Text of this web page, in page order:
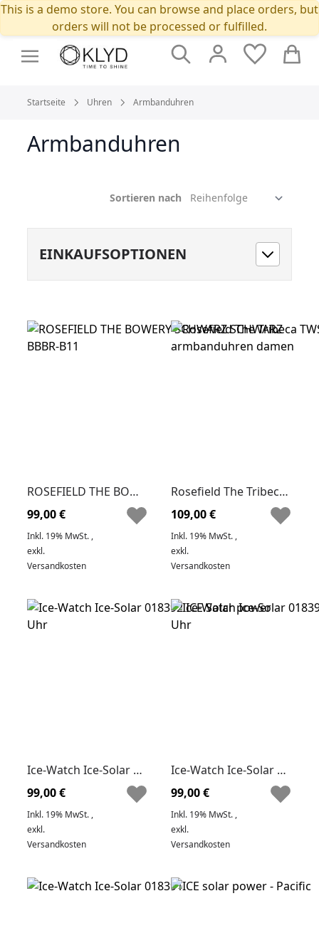
This is a demo store. You can browse and place orders, but
orders will not be processed or fulfilled.
Suche
Cart
Startseite Uhren Armbanduhren
Armbanduhren
Sortieren nach
EINKAUFSOPTIONEN
ROSEFIELD THE BOWERY SCHWARZ SCHWARZ BBBR-B11
99,00 €
Inkl. 19% MwSt. ,
exkl.
Versandkosten
Rosefield The Tribeca TWSSRG-T64 armbanduhren damen
109,00 €
Inkl. 19% MwSt. ,
exkl.
Versandkosten
Ice-Watch Ice-Solar 018392 ICE Solar power Uhr
99,00 €
Inkl. 19% MwSt. ,
exkl.
Versandkosten
Ice-Watch Ice-Solar 018390 ICE Solar power Uhr
99,00 €
Inkl. 19% MwSt. ,
exkl.
Versandkosten